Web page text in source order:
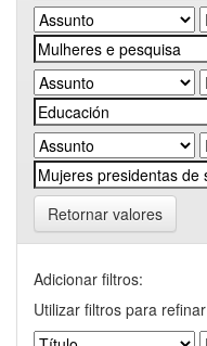
Retornar valores
Adicionar filtros:
Utilizar filtros para